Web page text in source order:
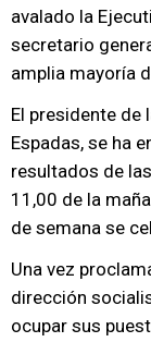
avalado la
secretario
amplia mayoría
El presidente de
Espadas, se ha
resultados de
11,00 de la
de semana se
Una vez
dirección
ocupar sus